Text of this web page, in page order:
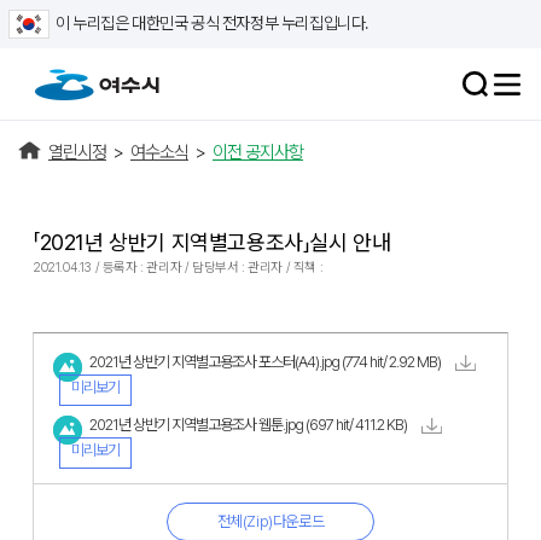
이 누리집은 대한민국 공식 전자정부 누리집입니다.
열린시정 > 여수소식 > 이전 공지사항
「2021년 상반기 지역별고용조사」실시 안내
2021.04.13 / 등록자 : 관리자 / 담당부서 : 관리자 / 직책 :
2021년 상반기 지역별고용조사 포스터(A4).jpg (774 hit/ 2.92 MB)
미리보기
2021년 상반기 지역별고용조사 웹툰.jpg (697 hit/ 411.2 KB)
미리보기
전체(Zip)다운로드